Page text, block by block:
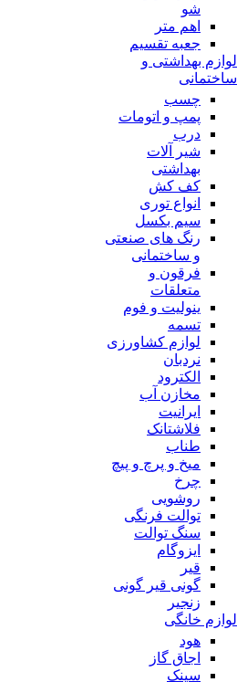
شو
اهم متر
جعبه تقسیم
لوازم بهداشتی و
ساختمانی
چسب
پمپ و اتومات
درب
شیر آلات
بهداشتی
کف کش
انواع توری
سیم بکسل
رنگ های صنعتی
و ساختمانی
فرقون و
متعلقات
ینولیت و فوم
تسمه
لوازم کشاورزی
نردبان
الکترود
مخازن آب
ایرانیت
فلاشتانک
طناب
میخ و پرچ و پیچ
چرخ
روشویی
توالت فرنگی
سنگ توالت
ایزوگام
قیر
گونی قیر گونی
زنجیر
لوازم خانگی
هود
اجاق گاز
سینک